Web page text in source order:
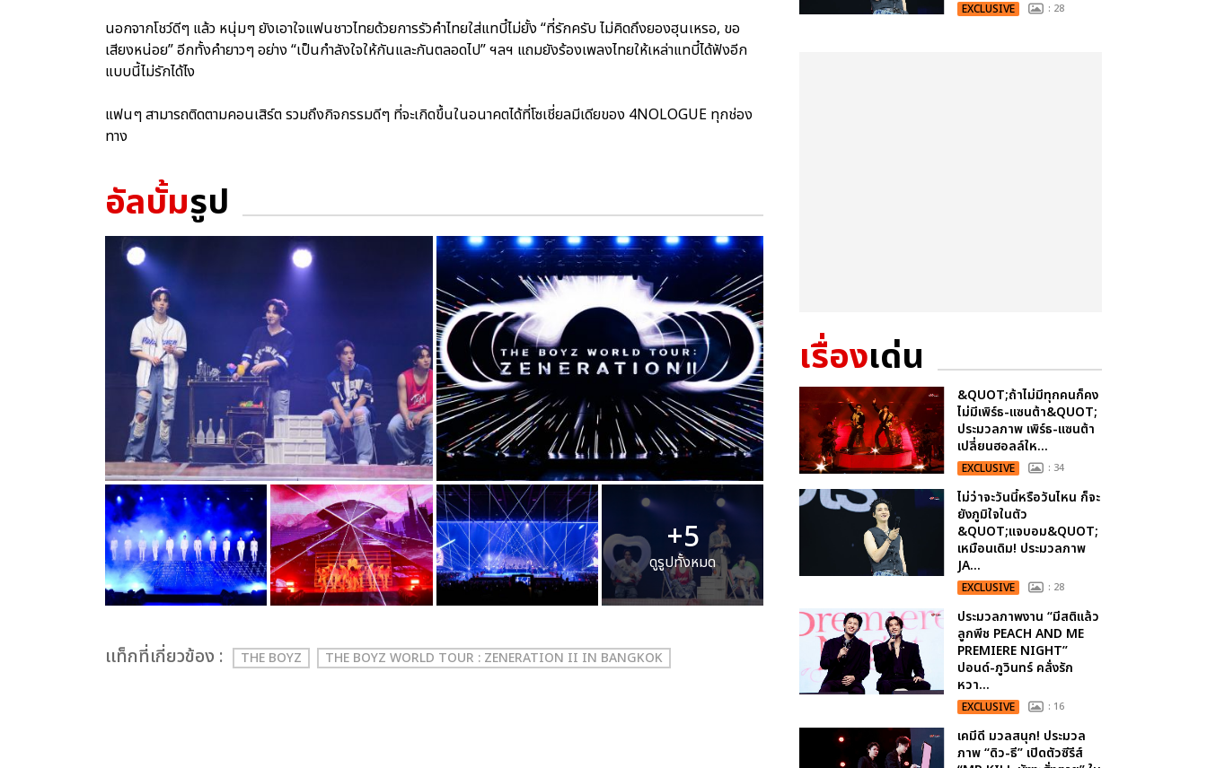
นอกจากโชว์ดีๆ แล้ว หนุ่มๆ ยังเอาใจแฟนชาวไทยด้วยการรัวคำไทยใส่แทบี๋ไม่ยั้ง “ที่รักครับ ไม่คิดถึงยองฮุนเหรอ, ขอ
เสียงหน่อย” อีกทั้งคำยาวๆ อย่าง “เป็นกำลังใจให้กันและกันตลอดไป” ฯลฯ แถมยังร้องเพลงไทยให้เหล่าแทบี๋ได้ฟังอีก
แบบนี้ไม่รักได้ไง
แฟนๆ สามารถติดตามคอนเสิร์ต รวมถึงกิจกรรมดีๆ ที่จะเกิดขึ้นในอนาคตได้ที่โซเชี่ยลมีเดียของ 4NOLOGUE ทุกช่อง
ทาง
อัลบั้มรูป
+5
ดูรูปทั้งหมด
เเท็กที่เกี่ยวข้อง : THE BOYZ THE BOYZ WORLD TOUR : ZENERATION II IN BANGKOK
EXCLUSIVE : 28
เรื่องเด่น
&QUOT;ถ้าไม่มีทุกคนก็คง
ไม่มีเพิร์ธ-แซนต้า&QUOT;
ประมวลภาพ เพิร์ธ-แซนต้า
เปลี่ยนฮอลล์ให...
EXCLUSIVE : 34
ไม่ว่าจะวันนี้หรือวันไหน ก็จะ
ยังภูมิใจในตัว
&QUOT;แจบอม&QUOT;
เหมือนเดิม! ประมวลภาพ
JA...
EXCLUSIVE : 28
ประมวลภาพงาน “มีสติแล้ว
ลูกพีช PEACH AND ME
PREMIERE NIGHT”
ปอนด์-ภูวินทร์ คลั่งรัก
หวา...
EXCLUSIVE : 16
เคมีดี มวลสนุก! ประมวล
ภาพ “ดิว-ธี” เปิดตัวซีรีส์